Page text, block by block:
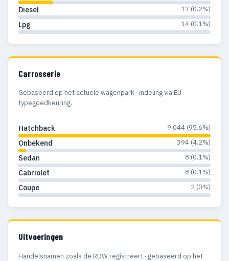
Diesel 17 (0.2%)
Lpg 14 (0.1%)
Carrosserie
Gebaseerd op het actuele wagenpark · indeling via EU
typegoedkeuring.
Hatchback 9.044 (95.6%)
Onbekend 394 (4.2%)
Sedan 8 (0.1%)
Cabriolet 8 (0.1%)
Coupe 2 (0%)
Uitvoeringen
Handelsnamen zoals de RDW registreert · gebaseerd op het